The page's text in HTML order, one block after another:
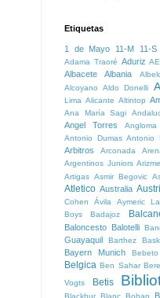
Etiquetas
1 de Mayo 11-M 11-S
Adama Traoré Aduriz
Albacete
Albania
Alcoyano Aldo Donelli
Lima Alicante Altintop
Ana María Sagi
Angel Torres Angloma
Antonio Dumas Antonio
Arbitros
Arconada
Argentinos Juniors
Artigas Asmir Begovic
Atletico Australia
Cohen
Ávila Aymeric
Boys
Badajoz
Baloncesto Balotelli
Guayaquil
Barthez
Bayern Munich Bebeto
Belgica Ben Sahar
Vogts
Betis
Blackbur Blanc Boban